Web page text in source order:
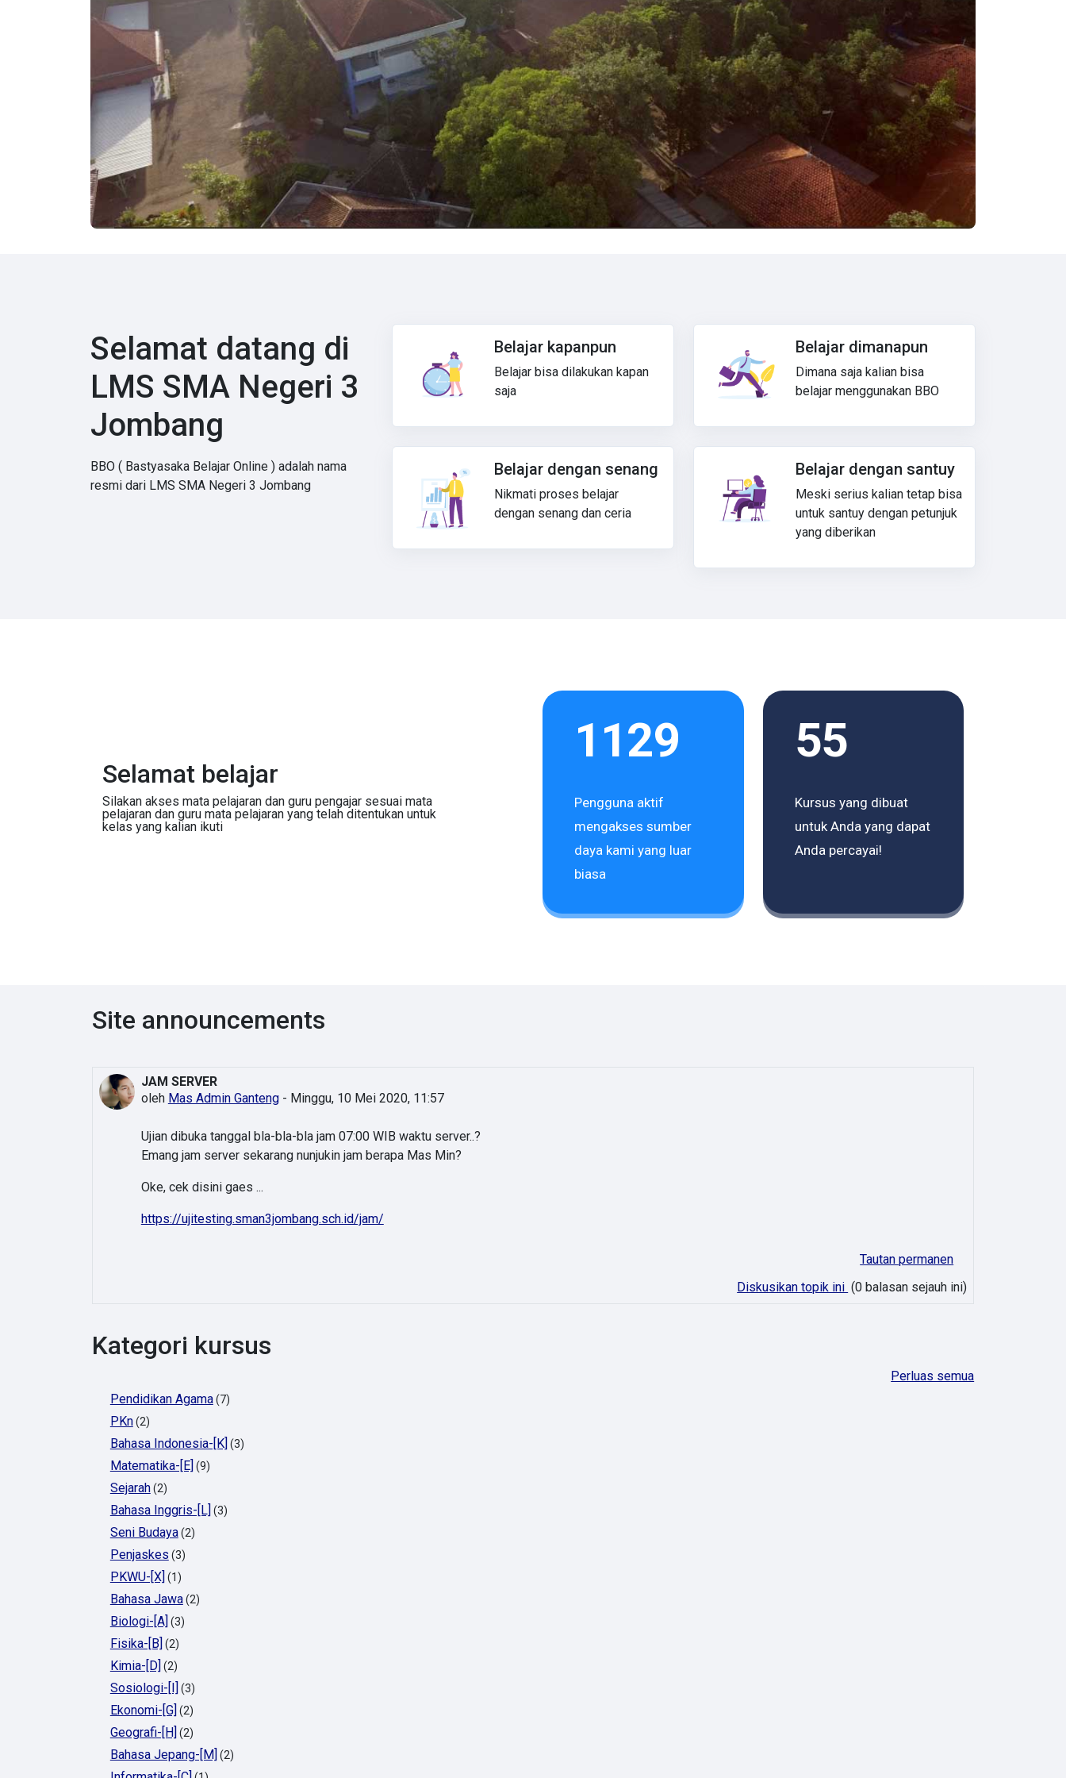
Selamat datang di
LMS SMA Negeri 3
Jombang
BBO ( Bastyasaka Belajar Online ) adalah nama
resmi dari LMS SMA Negeri 3 Jombang
Belajar kapanpun
Belajar bisa dilakukan kapan
saja
Belajar dimanapun
Dimana saja kalian bisa
belajar menggunakan BBO
Belajar dengan senang
Nikmati proses belajar
dengan senang dan ceria
Belajar dengan santuy
Meski serius kalian tetap bisa
untuk santuy dengan petunjuk
yang diberikan
Selamat belajar
Silakan akses mata pelajaran dan guru pengajar sesuai mata
pelajaran dan guru mata pelajaran yang telah ditentukan untuk
kelas yang kalian ikuti
1129
Pengguna aktif
mengakses sumber
daya kami yang luar
biasa
55
Kursus yang dibuat
untuk Anda yang dapat
Anda percayai!
Site announcements
JAM SERVER
oleh Mas Admin Ganteng- Minggu, 10 Mei 2020, 11:57
Ujian dibuka tanggal bla-bla-bla jam 07:00 WIB waktu server..?
Emang jam server sekarang nunjukin jam berapa Mas Min?
Oke, cek disini gaes ...
https://ujitesting.sman3jombang.sch.id/jam/
Tautan permanen
Diskusikan topik ini (0 balasan sejauh ini)
Kategori kursus
Perluas semua
Pendidikan Agama(7)
PKn(2)
Bahasa Indonesia-[K] (3)
Matematika-[E] (9)
Sejarah(2)
Bahasa Inggris-[L] (3)
Seni Budaya(2)
Penjaskes (3)
PKWU-[X] (1)
Bahasa Jawa(2)
Biologi-[A] (3)
Fisika-[B] (2)
Kimia-[D] (2)
Sosiologi-[I] (3)
Ekonomi-[G] (2)
Geografi-[H] (2)
Bahasa Jepang-[M] (2)